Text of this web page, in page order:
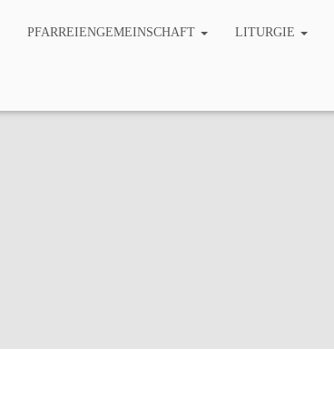
PFARREIENGEMEINSCHAFT LITURGIE